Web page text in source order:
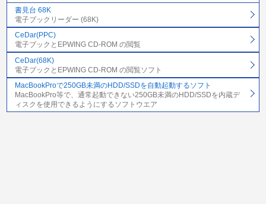
書見台 68K
電子ブックリーダー (68K)
CeDar(PPC)
電子ブックとEPWING CD-ROM の閲覧
CeDar(68K)
電子ブックとEPWING CD-ROM の閲覧ソフト
MacBookProで250GB未満のHDD/SSDを自動起動するソフト
MacBookPro等で、通常起動できない250GB未満のHDD/SSDを内蔵デ
ィスクを使用できるようにするソフトウエア